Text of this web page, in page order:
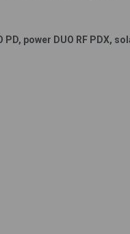
PD, power DUO RF PDX,